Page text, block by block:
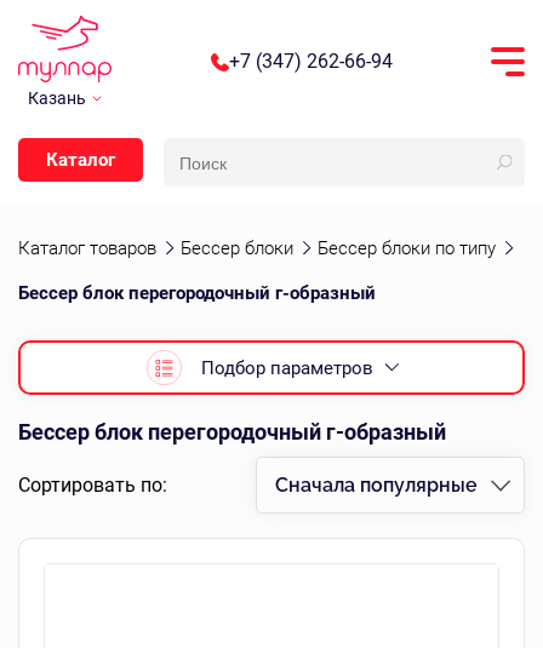
Казань
+7 (347) 262-66-94
Каталог
Каталог товаров Бессер блоки Бессер блоки по типу
Бессер блок перегородочный г-образный
Подбор параметров
Бессер блок перегородочный г-образный
Сортировать по: Сначала популярные